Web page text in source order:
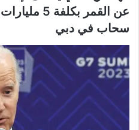
عن القمر
سحاب في دبي